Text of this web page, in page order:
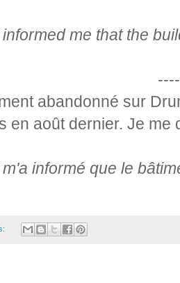
me that the
abandonné sur
en août dernier. Je me
informé que le